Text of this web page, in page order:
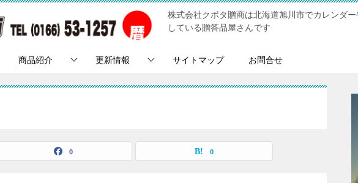
株式会社クボタ贈商は北海道旭川市でカレンダ
している贈答品屋さんです
商品紹介 更新情報 サイトマップ お問合せ
0 0